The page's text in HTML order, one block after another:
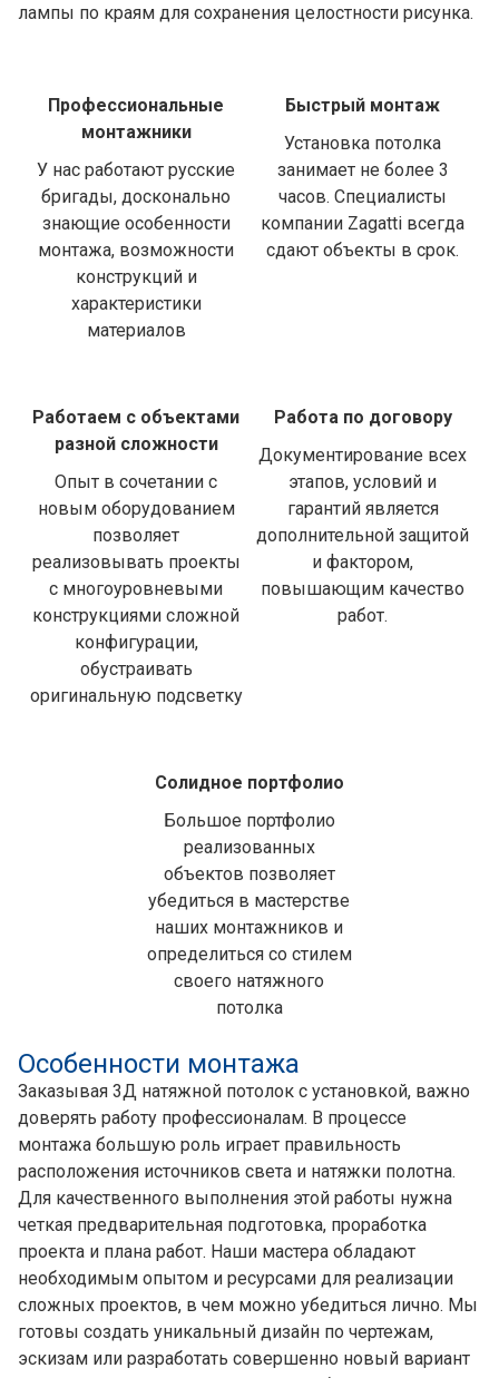
лампы по краям для сохранения целостности рисунка.
Профессиональные
монтажники
У нас работают русские
бригады, досконально
знающие особенности
монтажа, возможности
конструкций и
характеристики
материалов
Быстрый монтаж
Установка потолка
занимает не более 3
часов. Специалисты
компании Zagatti всегда
сдают объекты в срок.
Работаем с объектами
разной сложности
Опыт в сочетании с
новым оборудованием
позволяет
реализовывать проекты
с многоуровневыми
конструкциями сложной
конфигурации,
обустраивать
оригинальную подсветку
Работа по договору
Документирование всех
этапов, условий и
гарантий является
дополнительной защитой
и фактором,
повышающим качество
работ.
Солидное портфолио
Большое портфолио
реализованных
объектов позволяет
убедиться в мастерстве
наших монтажников и
определиться со стилем
своего натяжного
потолка
Особенности монтажа
Заказывая 3Д натяжной потолок с установкой, важно
доверять работу профессионалам. В процессе
монтажа большую роль играет правильность
расположения источников света и натяжки полотна.
Для качественного выполнения этой работы нужна
четкая предварительная подготовка, проработка
проекта и плана работ. Наши мастера обладают
необходимым опытом и ресурсами для реализации
сложных проектов, в чем можно убедиться лично. Мы
готовы создать уникальный дизайн по чертежам,
эскизам или разработать совершенно новый вариант